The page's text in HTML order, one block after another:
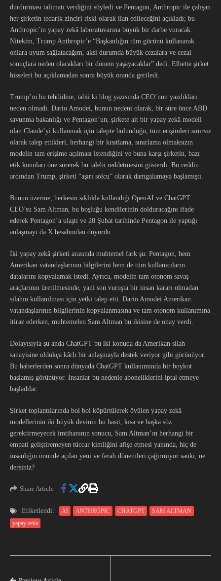
durdurması talimatı verdiğini söyledi ve Pentagon, Anthropic ile çalışan
her şirketin tedarik zinciri riski olarak ilan edileceğini açıkladı; bu
Anthropic’in yapay zekâ laboratuvarına büyük bir darbe vuracak.
Nitekim, Trump Anthropic’e “Başkanlığın tüm gücünü kullanarak
onlara uyum sağlatacağım, aksi durumda büyük cezalara ve cezai
sonuçlara neden olacakları bir dönem yaşayacaklar” dedi. Elbette şirket
hisseleri bu açıklamadan sonra büyük oranda geriledi.
Trump’ın bu tehdidine, tabii ki blog yazısında CEO’nun yazdıkları
neden olmadı. Dario Amodei, bunun nedeni olarak, bir süre önce ABD
savunma bakanlığı ve Pentagon’un, şirkete ait bir yapay zekâ modeli
olan Claude’yi kullanmak için talepte bulunduğu, tüm erişimleri sınırsız
olarak talep ettikleri, herhangi bir kısıtlama, sınırlama olmaksızın
modelin tam erişime açılması istendiğini ve buna karşı şirketin, bazı
etik konuları öne sürerek bu talebi reddetmesini gösterdi. Bu reddin
ardından Trump, şirketi “aşırı solcu” olarak damgalamaya başlamıştı.
Bunun üzerine, herkesin sıklıkla kullandığı OpenAI ve ChatGPT
CEO’su Sam Altman, bu boşluğu kendilerinin dolduracağını ifade
ederek Pentagon’a ulaştı ve 28 Şubat tarihinde Pentagon ile yaptığı
anlaşmayı da X hesabından duyurdu.
İki yapay zekâ şirketi arasında muhtemel fark şu: Pentagon, hem
Amerikan vatandaşlarının bilgilerini hem de tüm kullanıcıların
datalarını kopyalamak istedi. Ayrıca, modelin tam otonom savaş
araçlarının üretilmesinde, yani son vuruşta bir insan kararı olmadan
silahın kullanılması için yetki talep etti. Dario Amodei Amerikan
vatandaşlarının bilgilerinin kopyalanmasına ve tam otonom kullanımına
itiraz ederken, muhtemelen Sam Altman bu ikisine de onay verdi.
Dolayısıyla şu anda ChatGPT bu iki konuda da Amerikan silah
sanayisine oldukça kârlı bir anlaşmayla destek veriyor gibi görünüyor.
Bu haberlerden sonra dünyada ChatGPT kullanımında bir boykot
başlamış görünüyor. İnsanlar bu nedenle aboneliklerini iptal etmeye
başladılar.
Şirket toplantılarında bol bol köpürtülerek övülen yapay zekâ
modellerinin iki büyük devinin bu basit, kısa ve başka söz
gerektirmeyecek imtihanının sonucu, Sam Altman’ın herhangi bir
empati geliştiremeyen tüccar kimliğini afişe etmesi yanında, hiç de
insanlığın önünde açılan yeni ve ferah dönemleri çağırmıyor sanki, ne
dersiniz?
Share Article
Etiketlendi: AI ANTHROPIC CHATGPT
SAM ALTMAN
yapay zeka